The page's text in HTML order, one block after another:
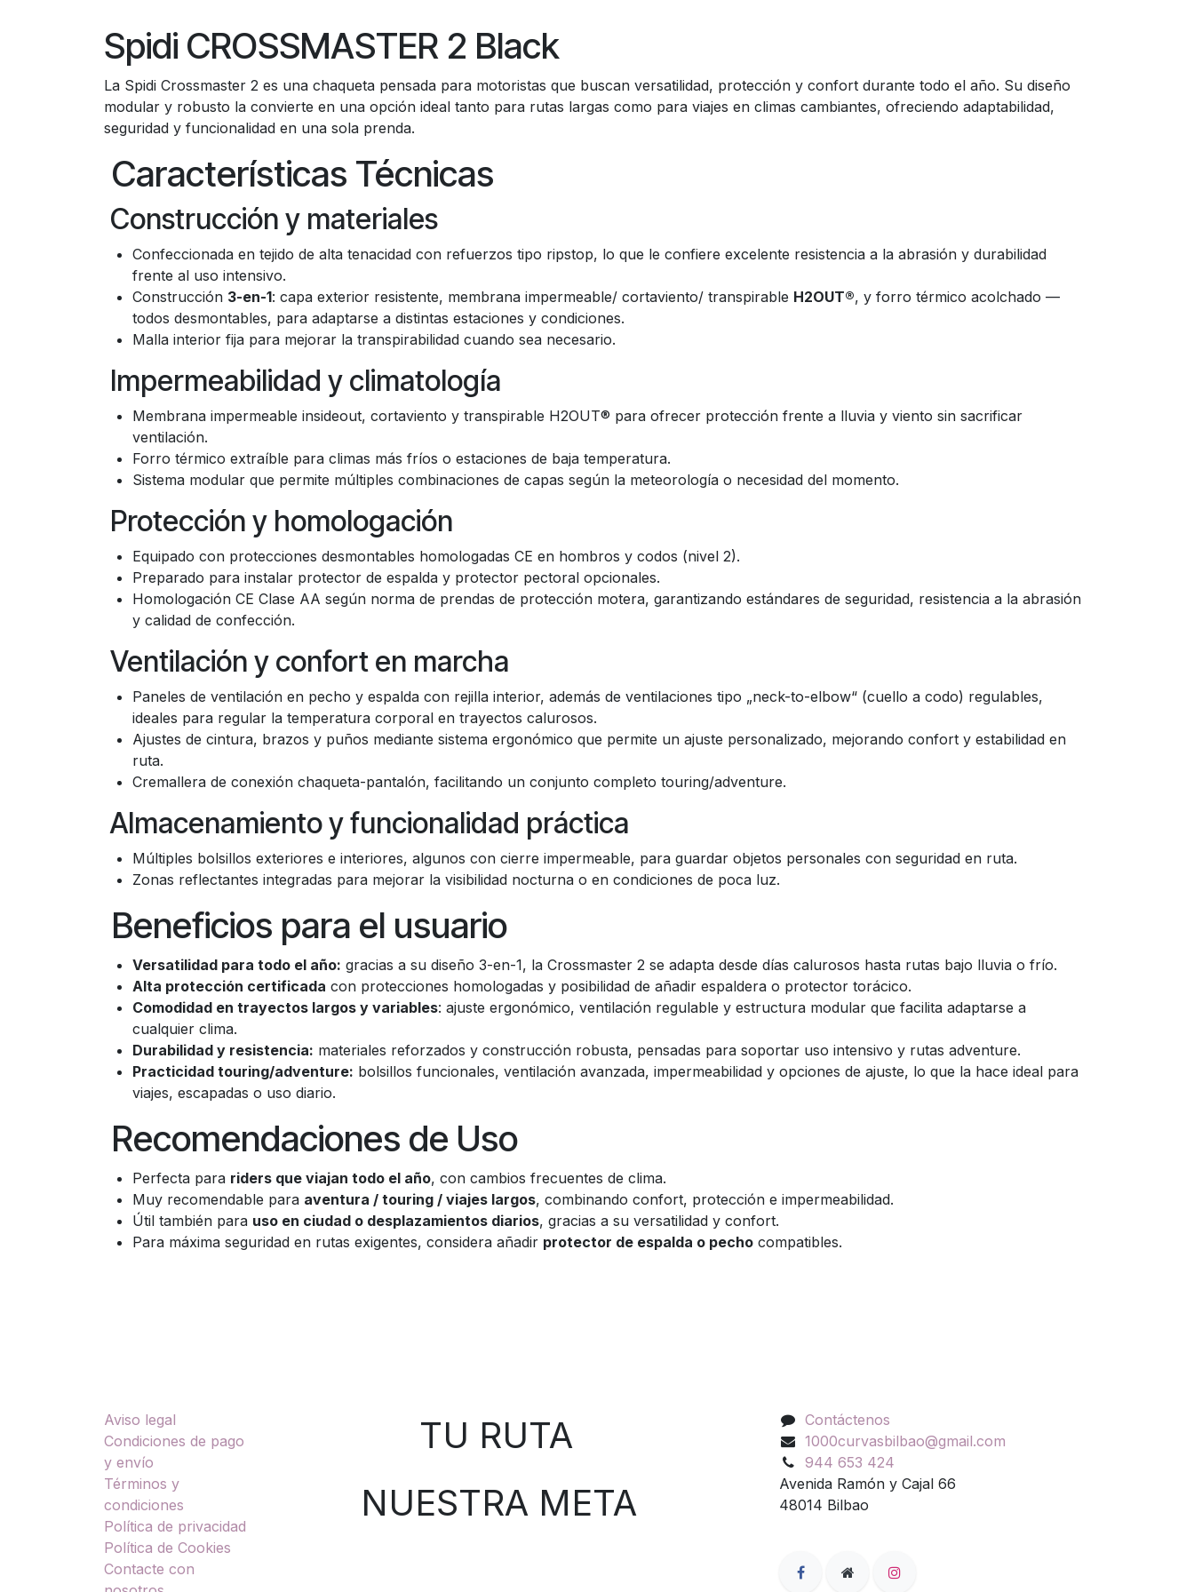
Spidi CROSSMASTER 2 Black
La Spidi Crossmaster 2 es una chaqueta pensada para motoristas que buscan versatilidad, protección y confort durante todo el año. Su diseño
modular y robusto la convierte en una opción ideal tanto para rutas largas como para viajes en climas cambiantes, ofreciendo adaptabilidad,
seguridad y funcionalidad en una sola prenda.
Características Técnicas
Construcción y materiales
Confeccionada en tejido de alta tenacidad con refuerzos tipo ripstop, lo que le confiere excelente resistencia a la abrasión y durabilidad
frente al uso intensivo.
Construcción 3-en-1: capa exterior resistente, membrana impermeable/ cortaviento/ transpirable H2OUT®, y forro térmico acolchado —
todos desmontables, para adaptarse a distintas estaciones y condiciones.
Malla interior fija para mejorar la transpirabilidad cuando sea necesario.
Impermeabilidad y climatología
Membrana impermeable insideout, cortaviento y transpirable H2OUT® para ofrecer protección frente a lluvia y viento sin sacrificar
ventilación.
Forro térmico extraíble para climas más fríos o estaciones de baja temperatura.
Sistema modular que permite múltiples combinaciones de capas según la meteorología o necesidad del momento.
Protección y homologación
Equipado con protecciones desmontables homologadas CE en hombros y codos (nivel 2).
Preparado para instalar protector de espalda y protector pectoral opcionales.
Homologación CE Clase AA según norma de prendas de protección motera, garantizando estándares de seguridad, resistencia a la abrasión
y calidad de confección.
Ventilación y confort en marcha
Paneles de ventilación en pecho y espalda con rejilla interior, además de ventilaciones tipo „neck-to-elbow“ (cuello a codo) regulables,
ideales para regular la temperatura corporal en trayectos calurosos.
Ajustes de cintura, brazos y puños mediante sistema ergonómico que permite un ajuste personalizado, mejorando confort y estabilidad en
ruta.
Cremallera de conexión chaqueta-pantalón, facilitando un conjunto completo touring/adventure.
Almacenamiento y funcionalidad práctica
Múltiples bolsillos exteriores e interiores, algunos con cierre impermeable, para guardar objetos personales con seguridad en ruta.
Zonas reflectantes integradas para mejorar la visibilidad nocturna o en condiciones de poca luz.
Beneficios para el usuario
Versatilidad para todo el año: gracias a su diseño 3-en-1, la Crossmaster 2 se adapta desde días calurosos hasta rutas bajo lluvia o frío.
Alta protección certificada con protecciones homologadas y posibilidad de añadir espaldera o protector torácico.
Comodidad en trayectos largos y variables: ajuste ergonómico, ventilación regulable y estructura modular que facilita adaptarse a
cualquier clima.
Durabilidad y resistencia: materiales reforzados y construcción robusta, pensadas para soportar uso intensivo y rutas adventure.
Practicidad touring/adventure: bolsillos funcionales, ventilación avanzada, impermeabilidad y opciones de ajuste, lo que la hace ideal para
viajes, escapadas o uso diario.
Recomendaciones de Uso
Perfecta para riders que viajan todo el año, con cambios frecuentes de clima.
Muy recomendable para aventura / touring / viajes largos, combinando confort, protección e impermeabilidad.
Útil también para uso en ciudad o desplazamientos diarios, gracias a su versatilidad y confort.
Para máxima seguridad en rutas exigentes, considera añadir protector de espalda o pecho compatibles.
Aviso legal
Condiciones de pago
y envío
Términos y
condiciones
Política de privacidad
Política de Cookies
Contacte con
TU RUTA
NUESTRA META
Contáctenos
1000curvasbilbao@gmail.com
944 653 424
Avenida Ramón y Cajal 66
48014 Bilbao